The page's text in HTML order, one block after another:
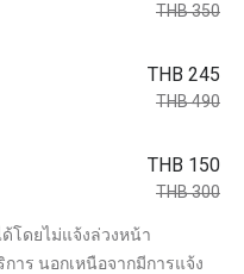
THB 350
THB 245
THB 490
THB 150
THB 300
โดยไม่แจ้งล่วงหน้า
าร นอกเหนือจากมีการแจ้ง